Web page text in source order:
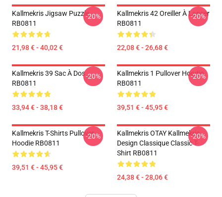
Kallmekris Jigsaw Puzzle
RB0811
21,98 € - 40,02 €
-20%
Kallmekris 42 Oreiller À Lancer
RB0811
22,08 € - 26,68 €
-20%
Kallmekris 39 Sac À Dos
RB0811
33,94 € - 38,18 €
-20%
Kallmekris 1 Pullover Hoodie
RB0811
39,51 € - 45,95 €
-20%
Kallmekris T-Shirts Pullover
Hoodie RB0811
39,51 € - 45,95 €
-20%
Kallmekris OTAY Kallmekris
Design Classique Classic T-
Shirt RB0811
24,38 € - 28,06 €
-20%